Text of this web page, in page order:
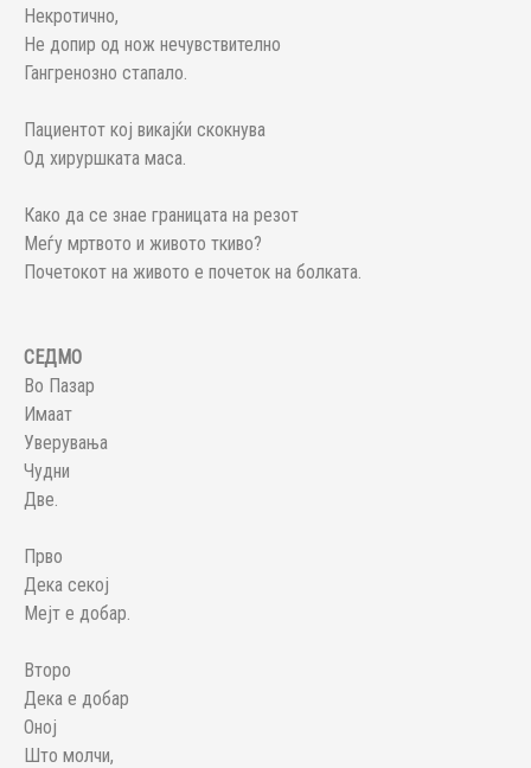
Некротично,
Не допир од нож нечувствително
Гангренозно стапало.
Пациентот кој викајќи скокнува
Од хируршката маса.
Како да се знае границата на резот
Меѓу мртвото и живото ткиво?
Почетокот на живото е почеток на болката.
СЕДМО
Во Пазар
Имаат
Уверувања
Чудни
Две.
Прво
Дека секој
Мејт е добар.
Второ
Дека е добар
Оној
Што молчи,